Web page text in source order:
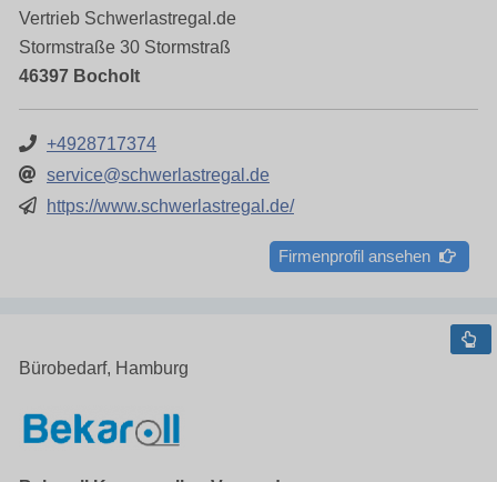
Vertrieb Schwerlastregal.de
Stormstraße 30 Stormstraß
46397 Bocholt
+4928717374
service@schwerlastregal.de
https://www.schwerlastregal.de/
Firmenprofil ansehen
Bürobedarf, Hamburg